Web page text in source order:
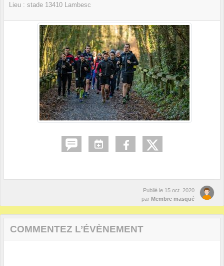
Lieu : stade 13410 Lambesc
Publié le 15 oct. 2020
par Membre masqué
COMMENTEZ L’ÉVÈNEMENT